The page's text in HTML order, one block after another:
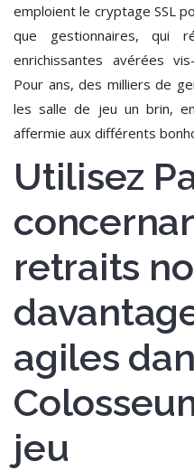
emploient le cryptage SSL
que gestionnaires, qui
enrichissantes avérées
Pour ans, des milliers de
les salle de jeu un brin,
affermie aux différents
Utilisez
retraits
agiles
jeu